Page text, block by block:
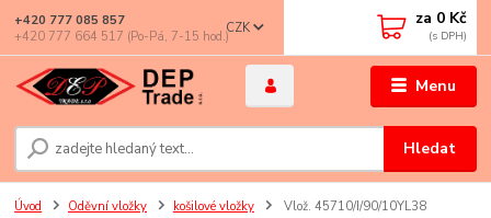
Menu
CZK
Hledat
+420 777 085 857
+420 777 664 517 (Po-Pá, 7-15 hod.)
za 0 Kč
Úvod Oděvní vložky košilové vložky Vlož. 45710/I/90/10YL38